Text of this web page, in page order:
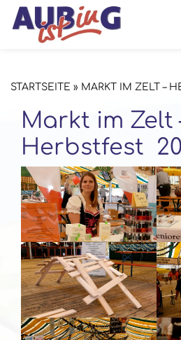
STARTSEITE » MARKT IM ZELT –
Markt im Zelt
Herbstfest